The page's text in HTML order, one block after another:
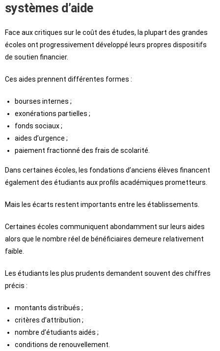
systèmes d’aide
Face aux critiques sur le coût des études, la plupart des grandes
écoles ont progressivement développé leurs propres dispositifs
de soutien financier.
Ces aides prennent différentes formes :
bourses internes ;
exonérations partielles ;
fonds sociaux ;
aides d’urgence ;
paiement fractionné des frais de scolarité.
Dans certaines écoles, les fondations d’anciens élèves financent
également des étudiants aux profils académiques prometteurs.
Mais les écarts restent importants entre les établissements.
Certaines écoles communiquent abondamment sur leurs aides
alors que le nombre réel de bénéficiaires demeure relativement
faible.
Les étudiants les plus prudents demandent souvent des chiffres
précis :
montants distribués ;
critères d’attribution ;
nombre d’étudiants aidés ;
conditions de renouvellement.